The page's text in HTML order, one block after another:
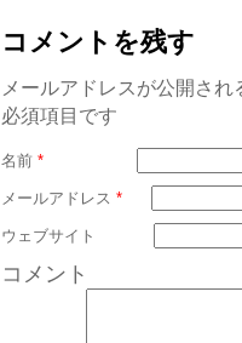
コメントを残す
メールアドレスが公開さ
必須項目です
名前 *
メールアドレス *
ウェブサイト
コメント